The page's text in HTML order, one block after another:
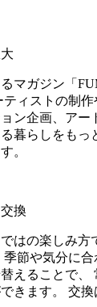
マガジン「
ィストの制
ン企画、アー
暮らしをもっ
。
換
はの楽しみ方
節や気分に合
えることで、
きます。 交